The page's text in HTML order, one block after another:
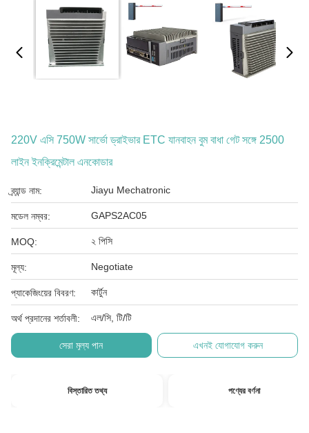
220V এসি 750W সার্ভো ড্রাইভার ETC যানবাহন বুম বাধা গেট সঙ্গে 2500
লাইন ইনক্রিমেন্টাল এনকোডার
ব্র্যান্ড নাম: Jiayu Mechatronic
মডেল নম্বর: GAPS2AC05
MOQ: ২ পিসি
মূল্য: Negotiate
প্যাকেজিংয়ের বিবরণ: কার্টুন
অর্থ প্রদানের শর্তাবলী: এল/সি, টি/টি
সেরা মূল্য পান এখনই যোগাযোগ করুন
বিস্তারিত তথ্য পণ্যের বর্ণনা